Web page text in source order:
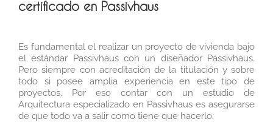
certificado en Passivhaus
Es fundamental el realizar un proyecto de vivienda bajo
el estándar Passivhaus con un diseñador Passivhaus.
Pero siempre con acreditación de la titulación y sobre
todo si posee amplia experiencia en este tipo de
proyectos. Por eso contar con un estudio de
Arquitectura especializado en Passivhaus es asegurarse
de que todo va a salir como tiene que hacerlo.